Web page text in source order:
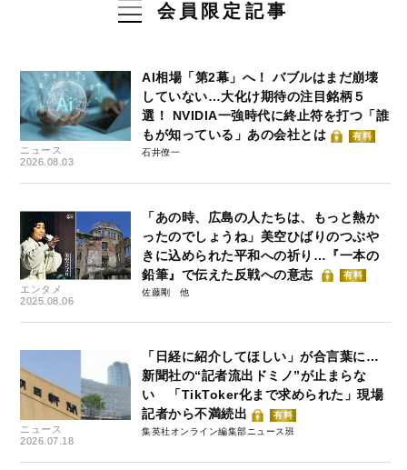
会員限定記事
ニュース
2026.08.03
AI相場「第2幕」へ！ バブルはまだ崩壊
していない…大化け期待の注目銘柄５
選！ NVIDIA一強時代に終止符を打つ「誰
もが知っている」あの会社とは
有料
石井僚一
エンタメ
2025.08.06
「あの時、広島の人たちは、もっと熱か
ったのでしょうね」美空ひばりのつぶや
きに込められた平和への祈り…『一本の
鉛筆』で伝えた反戦への意志
有料
佐藤剛
ニュース
2026.07.18
「日経に紹介してほしい」が合言葉に…
新聞社の“記者流出ドミノ”が止まらな
い 「TikToker化まで求められた」現場
記者から不満続出
有料
集英社オンライン編集部ニュース班